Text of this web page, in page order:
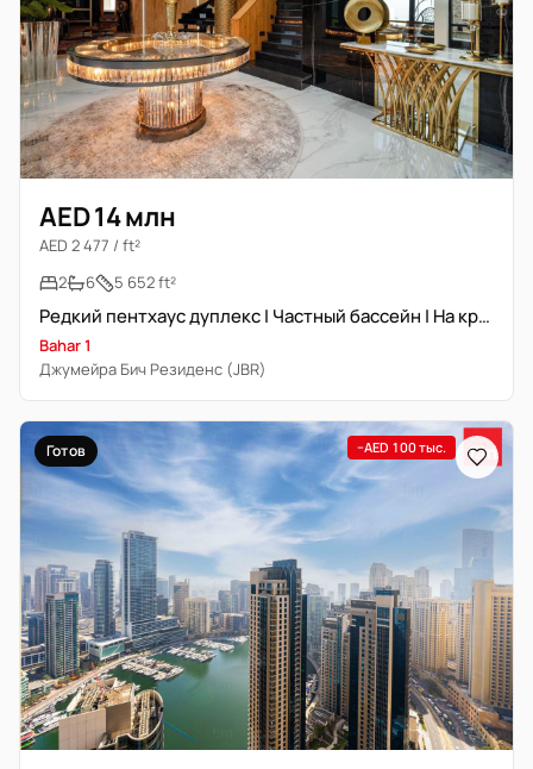
AED 14 млн
AED 2 477 / ft²
2
6 5 652 ft²
Редкий пентхаус дуплекс | Частный бассейн | На крыше
Bahar 1
Джумейра Бич Резиденс (JBR)
Готов −AED 100 тыс.